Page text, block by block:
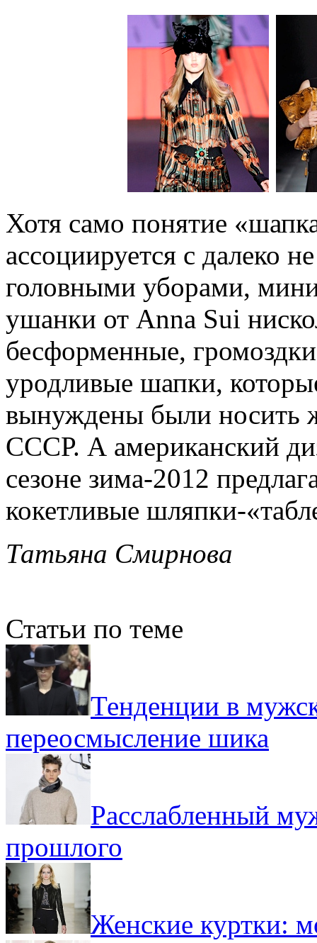
Хотя само понятие
ассоциируется с далеко
головными уборами,
ушанки от Anna Sui
бесформенные,
уродливые шапки,
вынуждены были носить
СССР. А американский
сезоне зима-2012
кокетливые шляпки-
Татьяна Смирнова
Статьи по теме
Тенденции в
переосмысление шика
Расслабленный
прошлого
Женские куртки: